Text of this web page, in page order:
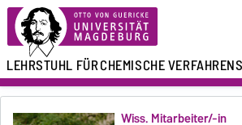
LEHRSTUHL FÜRCHEMISCHE
Wiss. Mitarbeiter/-in